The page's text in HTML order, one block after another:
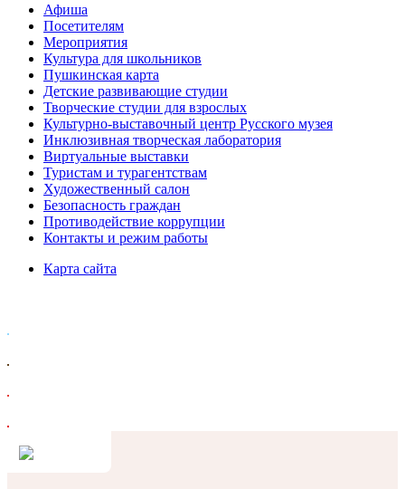
Афиша
Посетителям
Мероприятия
Культура для школьников
Пушкинская карта
Детские развивающие студии
Творческие студии для взрослых
Культурно-выставочный центр Русского музея
Инклюзивная творческая лаборатория
Виртуальные выставки
Туристам и турагентствам
Художественный салон
Безопасность граждан
Противодействие коррупции
Контакты и режим работы
Карта сайта